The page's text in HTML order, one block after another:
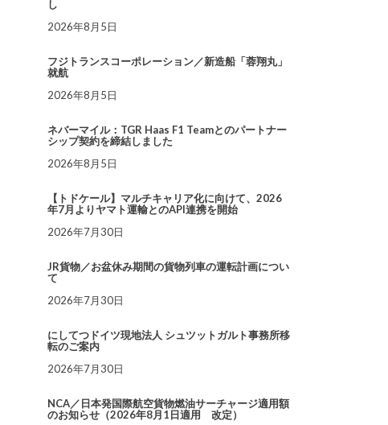
し
2026年8月5日
フジトランスコーポレーション／新造船「蓉翔丸」
就航
2026年8月5日
ネバーマイル：TGR Haas F1 Teamとのパートナー
シップ契約を締結しました
2026年8月5日
【トドケール】マルチキャリア化に向けて、2026
年7月よりヤマト運輸とのAPI連携を開始
2026年7月30日
JR貨物／お盆休み期間の貨物列車の運転計画につい
て
2026年7月30日
にしてつドイツ現地法人 シュツットガルト事務所移
転のご案内
2026年7月30日
NCA／日本発国際航空貨物燃油サーチャージ適用額
のお知らせ（2026年8月1日適用 改定）